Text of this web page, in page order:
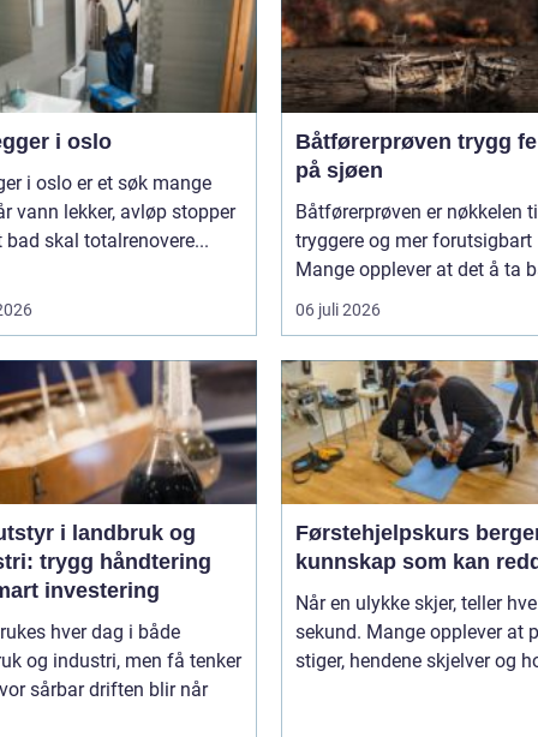
i oslo
i oslo er et søk mange
vann lekker, avløp stopper
bad skal totalrenovere...
Båtførerprøven trygg ferdsel
på sjøen
Båtførerprøven er nøkkelen
tryggere og mer forutsigbart
Mange opplever at det å ta
06 juli 2026
i landbruk og
trygg håndtering
investering
hver dag i både
og industri, men få tenker
sårbar driften blir når
Førstehjelpskurs
kunnskap som kan
Når en ulykke skjer, teller
sekund. Mange opplever at
stiger, hendene skjelver og